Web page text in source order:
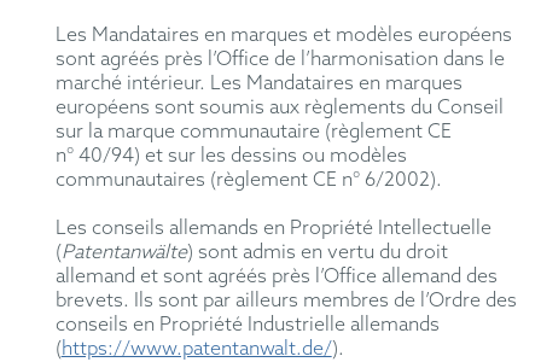
Les Mandataires en marques et modèles européens
sont agréés près l’Office de l’harmonisation dans le
marché intérieur. Les Mandataires en marques
européens sont soumis aux règlements du Conseil
sur la marque communautaire (règlement CE
n° 40/94) et sur les dessins ou modèles
communautaires (règlement CE n° 6/2002).
Les conseils allemands en Propriété Intellectuelle
(Patentanwälte) sont admis en vertu du droit
allemand et sont agréés près l’Office allemand des
brevets. Ils sont par ailleurs membres de l’Ordre des
conseils en Propriété Industrielle allemands
(https://www.patentanwalt.de/).